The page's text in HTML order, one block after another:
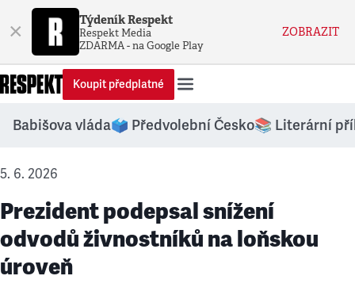
× Týdeník Respekt
Respekt Media
ZDARMA - na Google Play
ZOBRAZIT
Koupit předplatné
Babišova vláda🗳️ Předvolební Česko📚 Literární
5. 6. 2026
Prezident podepsal snížení
odvodů živnostníků na loňskou
úroveň